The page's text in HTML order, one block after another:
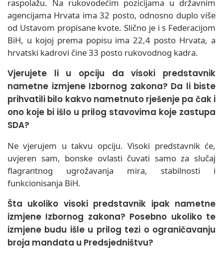
raspolažu. Na rukovodećim pozicijama u državnim
agencijama Hrvata ima 32 posto, odnosno duplo više
od Ustavom propisane kvote. Slično je i s Federacijom
BiH, u kojoj prema popisu ima 22,4 posto Hrvata, a
hrvatski kadrovi čine 33 posto rukovodnog kadra.
Vjerujete li u opciju da visoki predstavnik
nametne izmjene Izbornog zakona? Da li biste
prihvatili bilo kakvo nametnuto rješenje pa čak i
ono koje bi išlo u prilog stavovima koje zastupa
SDA?
Ne vjerujem u takvu opciju. Visoki predstavnik će,
uvjeren sam, bonske ovlasti čuvati samo za slučaj
flagrantnog ugrožavanja mira, stabilnosti i
funkcionisanja BiH.
Šta ukoliko visoki predstavnik ipak nametne
izmjene Izbornog zakona? Posebno ukoliko te
izmjene budu išle u prilog tezi o ograničavanju
broja mandata u Predsjedništvu?